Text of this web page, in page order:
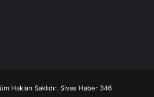
Hakları Saklıdır. Sivas Haber 346